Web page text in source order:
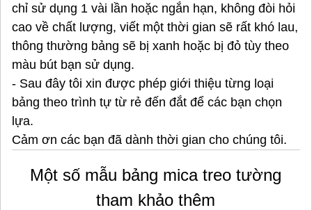
chỉ sử dụng 1 vài lần hoặc ngắn hạn, không đòi hỏi
cao về chất lượng, viết một thời gian sẽ rất khó lau,
thông thường bảng sẽ bị xanh hoặc bị đỏ tùy theo
màu bút bạn sử dụng.
- Sau đây tôi xin được phép giới thiệu từng loại
bảng theo trình tự từ rẻ đến đắt để các bạn chọn
lựa.
Cảm ơn các bạn đã dành thời gian cho chúng tôi.
Một số mẫu bảng mica treo tường
tham khảo thêm